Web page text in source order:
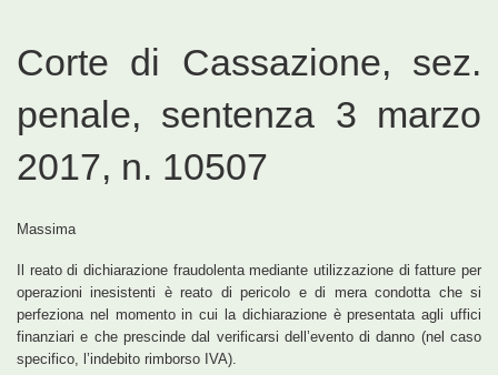
Corte di Cassazione, sez.
penale, sentenza 3 marzo
2017, n. 10507
Massima
Il reato di dichiarazione fraudolenta mediante utilizzazione di fatture per
operazioni inesistenti è reato di pericolo e di mera condotta che si
perfeziona nel momento in cui la dichiarazione è presentata agli uffici
finanziari e che prescinde dal verificarsi dell’evento di danno (nel caso
specifico, l’indebito rimborso IVA).